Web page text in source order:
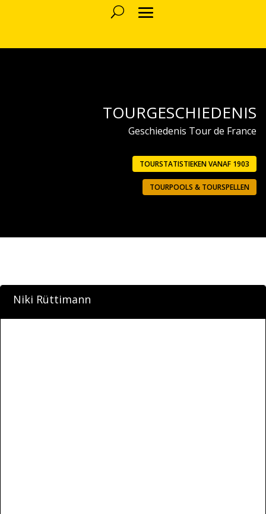
TOURGESCHIEDENIS
Geschiedenis Tour de France
TOURSTATISTIEKEN VANAF 1903
TOURPOOLS & TOURSPELLEN
Niki Rüttimann